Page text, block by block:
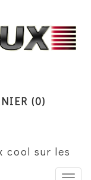
(0)
sur les